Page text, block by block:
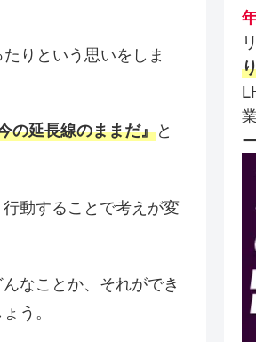
りという思いをしま
の延長線のままだ』と
動することで考えが変
なことか、それができ
う。